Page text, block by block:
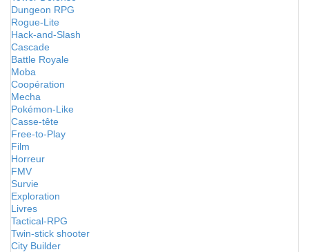
Dungeon RPG
Rogue-Lite
Hack-and-Slash
Cascade
Battle Royale
Moba
Coopération
Mecha
Pokémon-Like
Casse-tête
Free-to-Play
Film
Horreur
FMV
Survie
Exploration
Livres
Tactical-RPG
Twin-stick shooter
City Builder